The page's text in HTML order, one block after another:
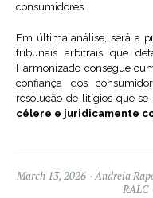
consumidores
Em última análise, será a
tribunais arbitrais que
Harmonizado consegue
confiança dos
resolução de litígios que
célere e juridicamente
March 13, 2026 Andreia
RALC